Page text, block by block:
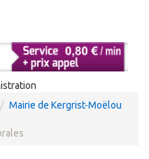
Mairie de Kergrist-Moëlou